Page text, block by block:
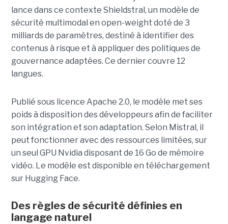
lance dans ce contexte Shieldstral, un modèle de
sécurité multimodal en open-weight doté de 3
milliards de paramètres, destiné à identifier des
contenus à risque et à appliquer des politiques de
gouvernance adaptées. Ce derniercouvre 12
langues.
Publié sous licence Apache 2.0, le modèle met ses
poids à disposition des développeurs afin de faciliter
son intégration et son adaptation. Selon Mistral, il
peut fonctionner avec des ressources limitées, sur
un seul GPU Nvidia disposant de 16 Go de mémoire
vidéo. Le modèle est disponible en téléchargement
sur Hugging Face.
Des règles de sécurité définies en
langage naturel